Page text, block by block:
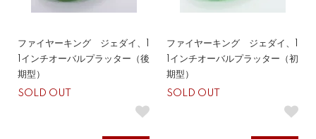
ファイヤーキング ジェダイ、1
1インチオーバルプラッター（後
期型）
SOLD OUT
ファイヤーキング ジェダイ、1
1インチオーバルプラッター（初
期型）
SOLD OUT